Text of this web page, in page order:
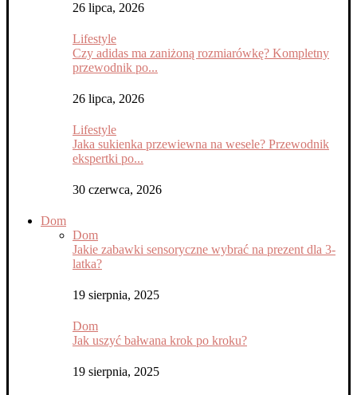
26 lipca, 2026
Lifestyle
Czy adidas ma zaniżoną rozmiarówkę? Kompletny
przewodnik po...
26 lipca, 2026
Lifestyle
Jaka sukienka przewiewna na wesele? Przewodnik
ekspertki po...
30 czerwca, 2026
Dom
Dom
Jakie zabawki sensoryczne wybrać na prezent dla 3-
latka?
19 sierpnia, 2025
Dom
Jak uszyć bałwana krok po kroku?
19 sierpnia, 2025